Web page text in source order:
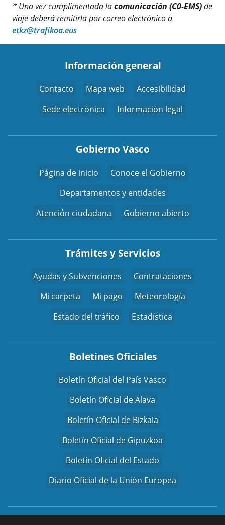
* Una vez cumplimentada lacomunicación (C0-EMS)de
viaje deberá remitirla por correo electrónico a
etkz@trafikoa.eus
Información general
Contacto Mapa web
Accesibilidad
Sede electrónica
Información legal
Gobierno Vasco
Página de inicio
Conoce el Gobierno
Departamentos y entidades
Atención ciudadana
Gobierno abierto
Trámites y Servicios
Ayudas y Subvenciones
Contrataciones
Mi carpeta
Mi pago
Meteorología
Estado del tráfico
Estadística
Boletines Oficiales
Boletín Oficial del País Vasco
Boletín Oficial de Álava
Boletín Oficial de Bizkaia
Boletín Oficial de Gipuzkoa
Boletín Oficial del Estado
Diario Oficial de la Unión Europea